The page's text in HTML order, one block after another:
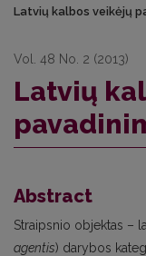
Latvių kalbos veikėjų
Vol. 48 No. 2 (2013)
Latvių
Abstract
Straipsnio objektas –
agentis) darybos